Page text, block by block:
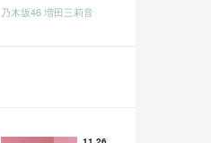
乃木坂46 増田三莉音